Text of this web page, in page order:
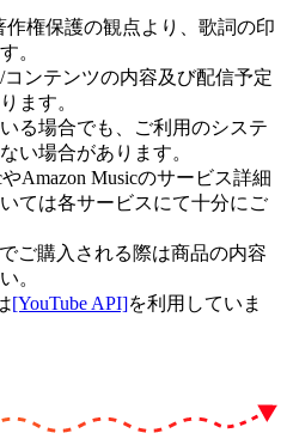
作権保護の観点より、歌詞の印
。
ンテンツの内容及び配信予定
ます。
る場合でも、ご利用のシステ
い場合があります。
Amazon Musicのサービス詳細
ては各サービスにて十分にご
でご購入される際は商品の内容
。
[YouTube API]を利用していま